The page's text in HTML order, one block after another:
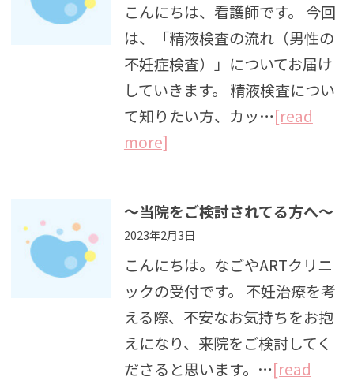
こんにちは、看護師です。 今回
は、「精液検査の流れ（男性の
不妊症検査）」についてお届け
していきます。 精液検査につい
て知りたい方、カッ…[read
more]
〜当院をご検討されてる方へ〜
2023年2月3日
こんにちは。なごやARTクリニ
ックの受付です。 不妊治療を考
える際、不安なお気持ちをお抱
えになり、来院をご検討してく
ださると思います。…[read